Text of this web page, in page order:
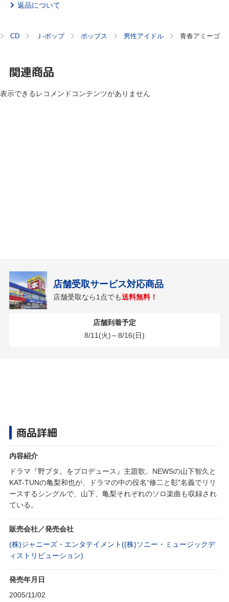
返品について
CD Ｊ‐ポップ ポップス 男性アイドル 青春アミーゴ
関連商品
表示できるレコメンドコンテンツがありません
店舗受取サービス対応商品
店舗受取なら1点でも送料無料！
店舗到着予定
8/11(火)～8/16(日)
商品詳細
内容紹介
ドラマ『野ブタ。をプロデュース』主題歌。NEWSの山下智久と
KAT-TUNの亀梨和也が、ドラマの中の役名“修二と彰"名義でリリ
ースするシングルで、山下、亀梨それぞれのソロ楽曲も収録され
ている。
販売会社／発売会社
(株)ジャニーズ・エンタテイメント((株)ソニー・ミュージックデ
ィストリビューション)
発売年月日
2005/11/02